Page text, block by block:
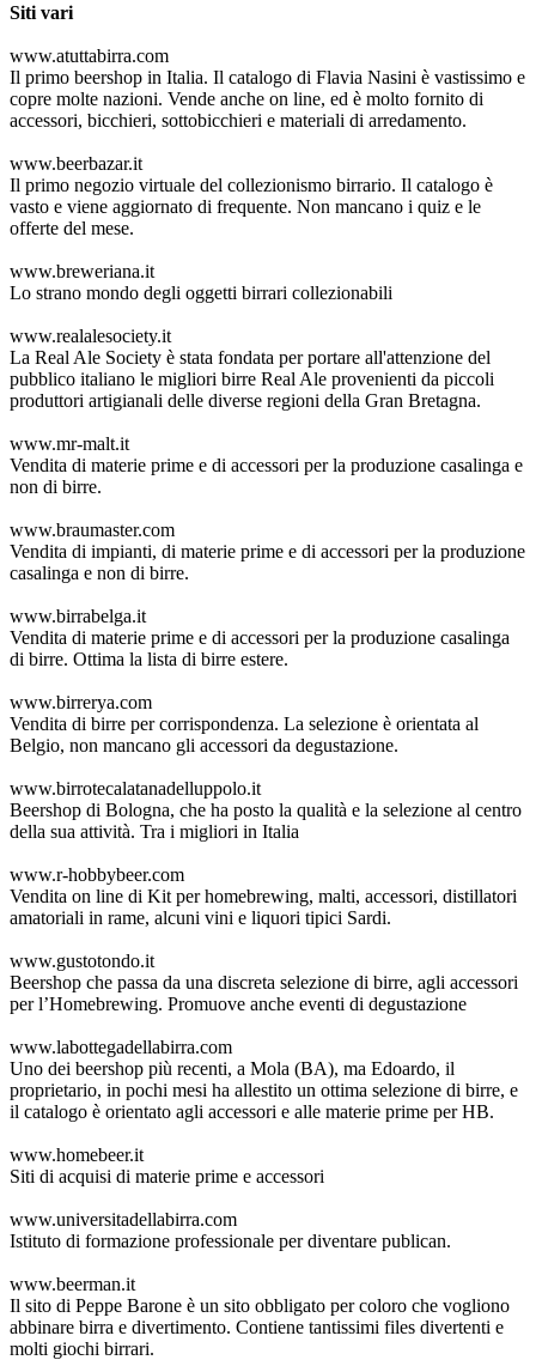
Siti vari
www.atuttabirra.com
Il primo beershop in Italia. Il catalogo di Flavia Nasini è vastissimo e
copre molte nazioni. Vende anche on line, ed è molto fornito di
accessori, bicchieri, sottobicchieri e materiali di arredamento.
www.beerbazar.it
Il primo negozio virtuale del collezionismo birrario. Il catalogo è
vasto e viene aggiornato di frequente. Non mancano i quiz e le
offerte del mese.
www.breweriana.it
Lo strano mondo degli oggetti birrari collezionabili
www.realalesociety.it
La Real Ale Society è stata fondata per portare all'attenzione del
pubblico italiano le migliori birre Real Ale provenienti da piccoli
produttori artigianali delle diverse regioni della Gran Bretagna.
www.mr-malt.it
Vendita di materie prime e di accessori per la produzione casalinga e
non di birre.
www.braumaster.com
Vendita di impianti, di materie prime e di accessori per la produzione
casalinga e non di birre.
www.birrabelga.it
Vendita di materie prime e di accessori per la produzione casalinga
di birre. Ottima la lista di birre estere.
www.birrerya.com
Vendita di birre per corrispondenza. La selezione è orientata al
Belgio, non mancano gli accessori da degustazione.
www.birrotecalatanadelluppolo.it
Beershop di Bologna, che ha posto la qualità e la selezione al centro
della sua attività. Tra i migliori in Italia
www.r-hobbybeer.com
Vendita on line di Kit per homebrewing, malti, accessori, distillatori
amatoriali in rame, alcuni vini e liquori tipici Sardi.
www.gustotondo.it
Beershop che passa da una discreta selezione di birre, agli accessori
per l’Homebrewing. Promuove anche eventi di degustazione
www.labottegadellabirra.com
Uno dei beershop più recenti, a Mola (BA), ma Edoardo, il
proprietario, in pochi mesi ha allestito un ottima selezione di birre, e
il catalogo è orientato agli accessori e alle materie prime per HB.
www.homebeer.it
Siti di acquisi di materie prime e accessori
www.universitadellabirra.com
Istituto di formazione professionale per diventare publican.
www.beerman.it
Il sito di Peppe Barone è un sito obbligato per coloro che vogliono
abbinare birra e divertimento. Contiene tantissimi files divertenti e
molti giochi birrari.